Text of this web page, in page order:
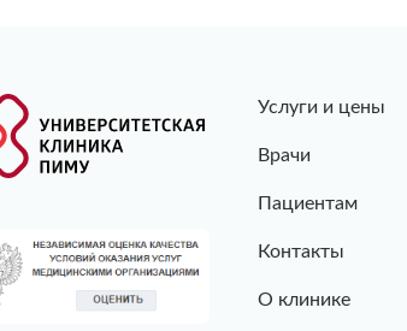
Услуги и цены
Врачи
Пациентам
Контакты
О клинике